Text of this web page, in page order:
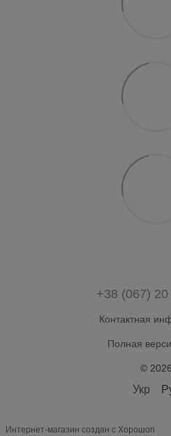
+38 (067)
Контактная
Полная
© 2026
Укр
Интернет-магазин создан с Хорошоп